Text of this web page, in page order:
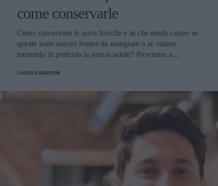
come conservarle
Come conservare le uova fresche e in che modo capire se
queste sono ancora buone da mangiare o se stiamo
mettendo in pericolo la nostra salute? Proviamo a
LAURA SANDRONI